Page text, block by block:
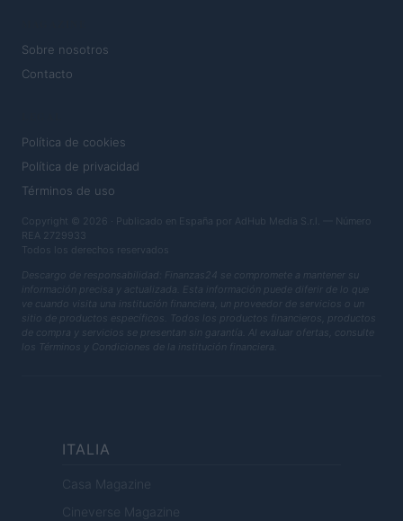
Sobre nosotros
Contacto
Política de cookies
Política de privacidad
Términos de uso
Copyright © 2026 · Publicado en España por AdHub Media S.r.l. — Número
REA 2729933
Todos los derechos reservados
Descargo de responsabilidad: Finanzas24 se compromete a mantener su
información precisa y actualizada. Esta información puede diferir de lo que
ve cuando visita una institución financiera, un proveedor de servicios o un
sitio de productos específicos. Todos los productos financieros, productos
de compra y servicios se presentan sin garantía. Al evaluar ofertas, consulte
los Términos y Condiciones de la institución financiera.
ITALIA
Casa Magazine
Cineverse Magazine